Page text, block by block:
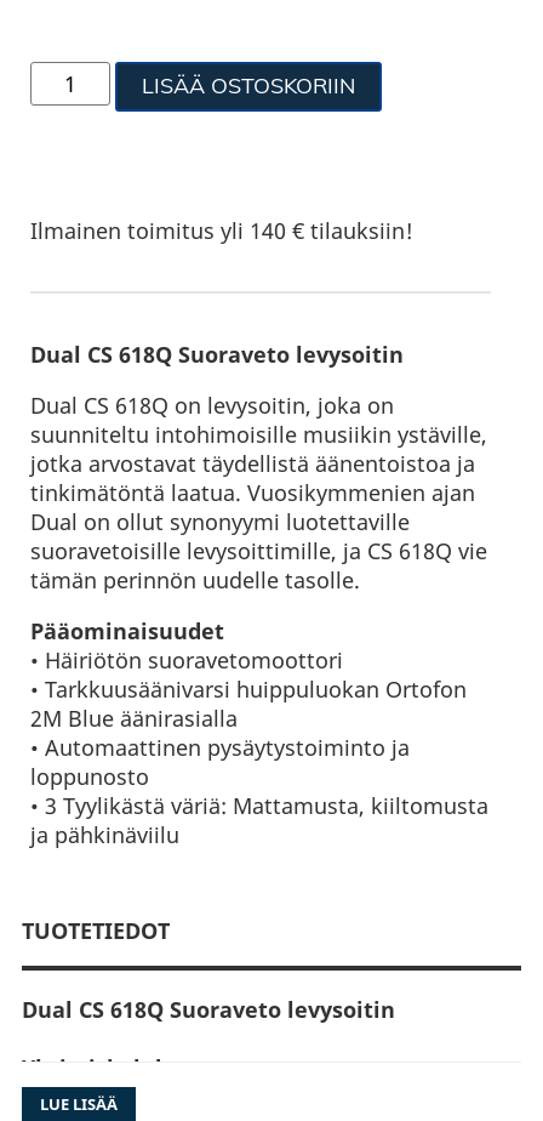
LISÄÄ OSTOSKORIIN
Ilmainen toimitus yli 140 € tilauksiin!
Dual CS 618Q Suoraveto levysoitin
Dual CS 618Q on levysoitin, joka on
suunniteltu intohimoisille musiikin ystäville,
jotka arvostavat täydellistä äänentoistoa ja
tinkimätöntä laatua. Vuosikymmenien ajan
Dual on ollut synonyymi luotettaville
suoravetoisille levysoittimille, ja CS 618Q vie
tämän perinnön uudelle tasolle.
Pääominaisuudet
• Häiriötön suoravetomoottori
• Tarkkuusäänivarsi huippuluokan Ortofon
2M Blue äänirasialla
• Automaattinen pysäytystoiminto ja
loppunosto
• 3 Tyylikästä väriä: Mattamusta, kiiltomusta
ja pähkinäviilu
TUOTETIEDOT
Dual CS 618Q Suoraveto levysoitin
Yksityiskohdat
LUE LISÄÄ